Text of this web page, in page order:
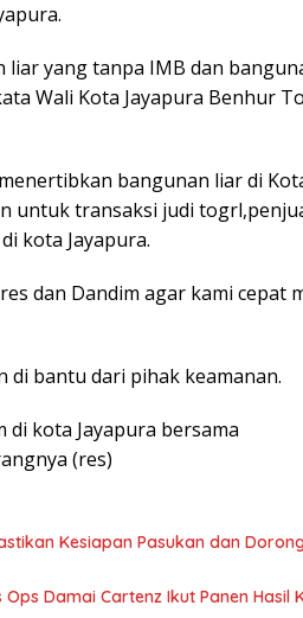
yang tanpa IMB dan
Wali Kota Jayapura Benhur
bangunan liar di
untuk transaksi judi
kota Jayapura.
dan Dandim agar kami cepat
di bantu dari pihak keamanan.
di kota Jayapura bersama
(res)
Kesiapan Pasukan dan
Damai Cartenz Ikut Panen Hasil